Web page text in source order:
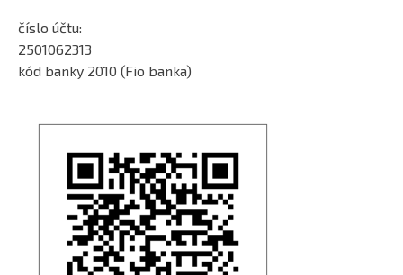
číslo účtu:
2501062313
kód banky 2010 (Fio banka)